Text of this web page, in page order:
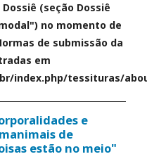
(seção Dossiê
no momento de
de submissão da
em
index.php/tessituras/
e
de
estão no meio"